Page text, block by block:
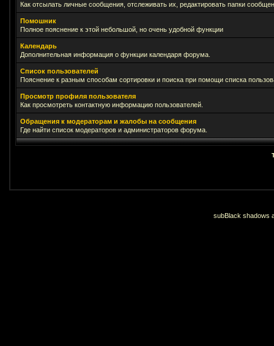
Как отсылать личные сообщения, отслеживать их, редактировать папки
Помошник
Полное пояснение к этой небольшой, но очень удобной функции
Календарь
Дополнительная информация о функции календаря форума.
Список пользователей
Пояснение к разным способам сортировки и поиска при помощи списка
Просмотр профиля пользователя
Как просмотреть контактную информацию пользователей.
Обращения к модераторам и жалобы на сообщения
Где найти список модераторов и администраторов форума.
subBlack shadows